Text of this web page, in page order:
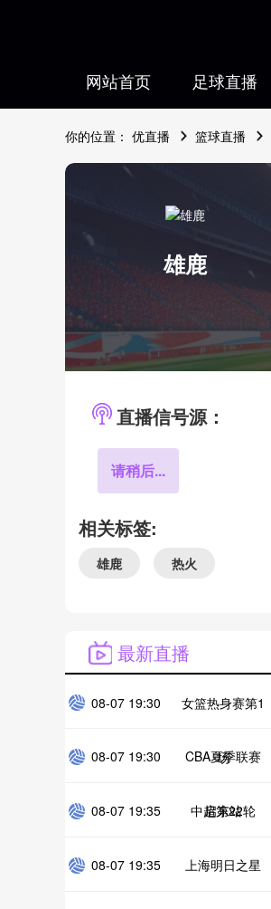
网站首页 足球直播
你的位置： 优直播 篮球直播
雄鹿
直播信号源：
请稍后...
相关标签:
雄鹿 热火
最新直播
08-07 19:30 女篮热身赛第1
场
08-07 19:30 CBA夏季联赛
启东站
08-07 19:35 中超第22轮
08-07 19:35 上海明日之星